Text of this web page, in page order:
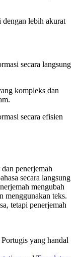
dengan lebih akurat
secara langsung
kompleks dan
secara efisien
penerjemah
secara langsung
mengubah
menggunakan teks.
tetapi penerjemah
yang handal